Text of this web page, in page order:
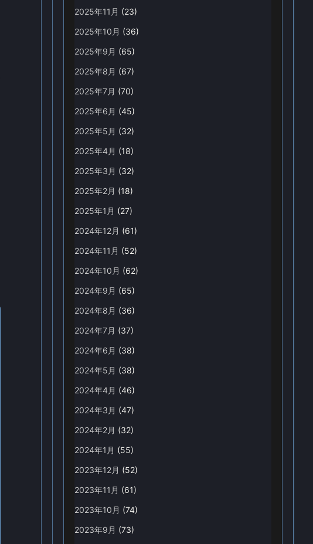
2025年11月 (23)
2025年10月 (36)
2025年9月 (65)
2025年8月 (67)
2025年7月 (70)
2025年6月 (45)
2025年5月 (32)
2025年4月 (18)
2025年3月 (32)
2025年2月 (18)
2025年1月 (27)
2024年12月 (61)
2024年11月 (52)
2024年10月 (62)
2024年9月 (65)
2024年8月 (36)
2024年7月 (37)
2024年6月 (38)
2024年5月 (38)
2024年4月 (46)
2024年3月 (47)
2024年2月 (32)
2024年1月 (55)
2023年12月 (52)
2023年11月 (61)
2023年10月 (74)
2023年9月 (73)